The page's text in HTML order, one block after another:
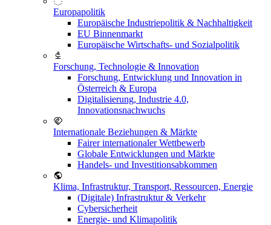
Europapolitik
Europäische Industriepolitik & Nachhaltigkeit
EU Binnenmarkt
Europäische Wirtschafts- und Sozialpolitik
Forschung, Technologie & Innovation
Forschung, Entwicklung und Innovation in
Österreich & Europa
Digitalisierung, Industrie 4.0,
Innovationsnachwuchs
Internationale Beziehungen & Märkte
Fairer internationaler Wettbewerb
Globale Entwicklungen und Märkte
Handels- und Investitionsabkommen
Klima, Infrastruktur, Transport, Ressourcen, Energie
(Digitale) Infrastruktur & Verkehr
Cybersicherheit
Energie- und Klimapolitik